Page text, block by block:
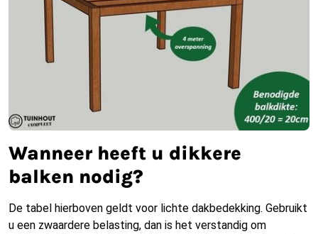
Wanneer heeft u dikkere
balken nodig?
De tabel hierboven geldt voor lichte dakbedekking. Gebruikt
u een zwaardere belasting, dan is het verstandig om